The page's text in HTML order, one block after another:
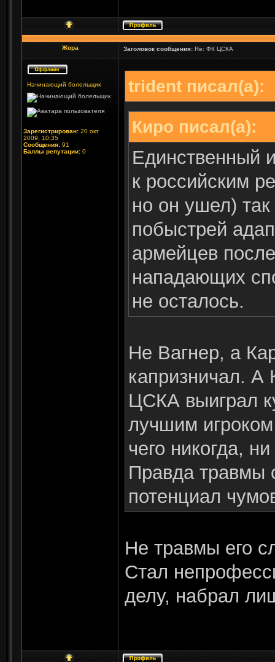
Жора Заголовок сообщения: Re: ФК ЦСКА
Начинающий болельщик
Зарегистрирован: 20 окт
2009, 10:35
Сообщения: 91
Баллы репутации: 0
trident писал(а):
Киро писал(а):
Единственный
к российским
но он ушел)
побыстрей
армейцев
нападающих
не осталось.
Не Вагнер, а
капризничал. А
ЦСКА выиграл
лучшим игроком
чего никогда,
Правда травмы
потенциал
Не травмы его
Стал
делу, набрал